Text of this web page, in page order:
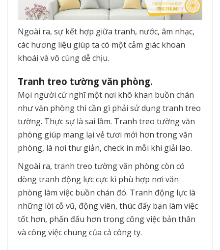
Ngoài ra, sự kết hợp giữa tranh, nước, âm nhạc,
các hương liệu giúp ta có một cảm giác khoan
khoái và vô cùng dễ chịu.
Tranh treo tường văn phòng.
Mọi người cứ nghĩ một nơi khô khan buồn chán
như văn phòng thì cần gì phải sử dụng tranh treo
tường. Thực sự là sai lầm. Tranh treo tường văn
phòng giúp mang lại vẻ tươi mới hơn trong văn
phòng, là nơi thư giản, check in mỗi khi giải lao.
Ngoài ra, tranh treo tường văn phòng còn có
dòng tranh động lực cực kì phù hợp nơi văn
phòng làm việc buồn chán đó. Tranh động lực là
những lời cỗ vũ, động viên, thúc đẩy bạn làm việc
tốt hơn, phấn đấu hơn trong công việc bản thân
và công việc chung của cả công ty.